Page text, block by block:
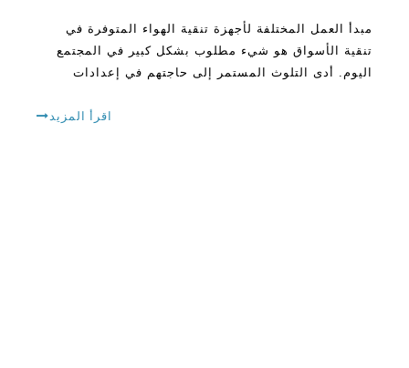
مبدأ العمل المختلفة لأجهزة تنقية الهواء المتوفرة في
تنقية الأسواق هو شيء مطلوب بشكل كبير في المجتمع
اليوم. أدى التلوث المستمر إلى حاجتهم في إعدادات
اقرأ المزيد